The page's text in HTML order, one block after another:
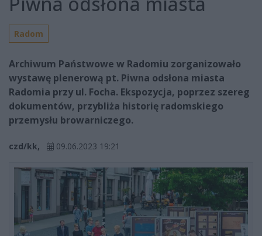
Radom
Archiwum Państwowe w Radomiu zorganizowało
wystawę plenerową pt. Piwna odsłona miasta
Radomia przy ul. Focha. Ekspozycja, poprzez szereg
dokumentów, przybliża historię radomskiego
przemysłu browarniczego.
czd/kk, 09.06.2023 19:21